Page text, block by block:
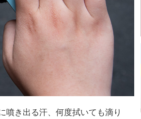
噴き出る汗、何度拭いても滴り